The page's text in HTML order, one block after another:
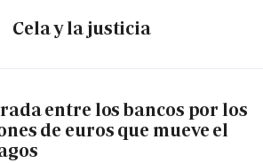
Cela y la justicia
entre los bancos por los
de euros que mueve el